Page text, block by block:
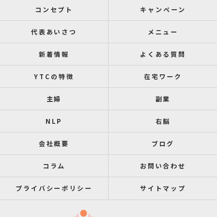
コンセプト キャンペーン
代表あいさつ メニュー
新着情報 よくある質問
YTCの特徴 在宅ワーク
主婦 副業
NLP 右脳
会社概要 ブログ
コラム お問い合わせ
プライバシーポリシー サイトマップ